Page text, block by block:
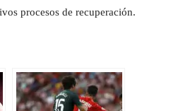
procesos de recuperación.